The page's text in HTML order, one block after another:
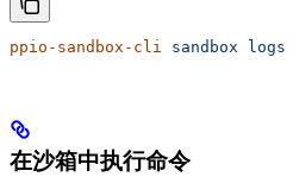
ppio-sandbox-cli sandbox logs
在沙箱中执行命令